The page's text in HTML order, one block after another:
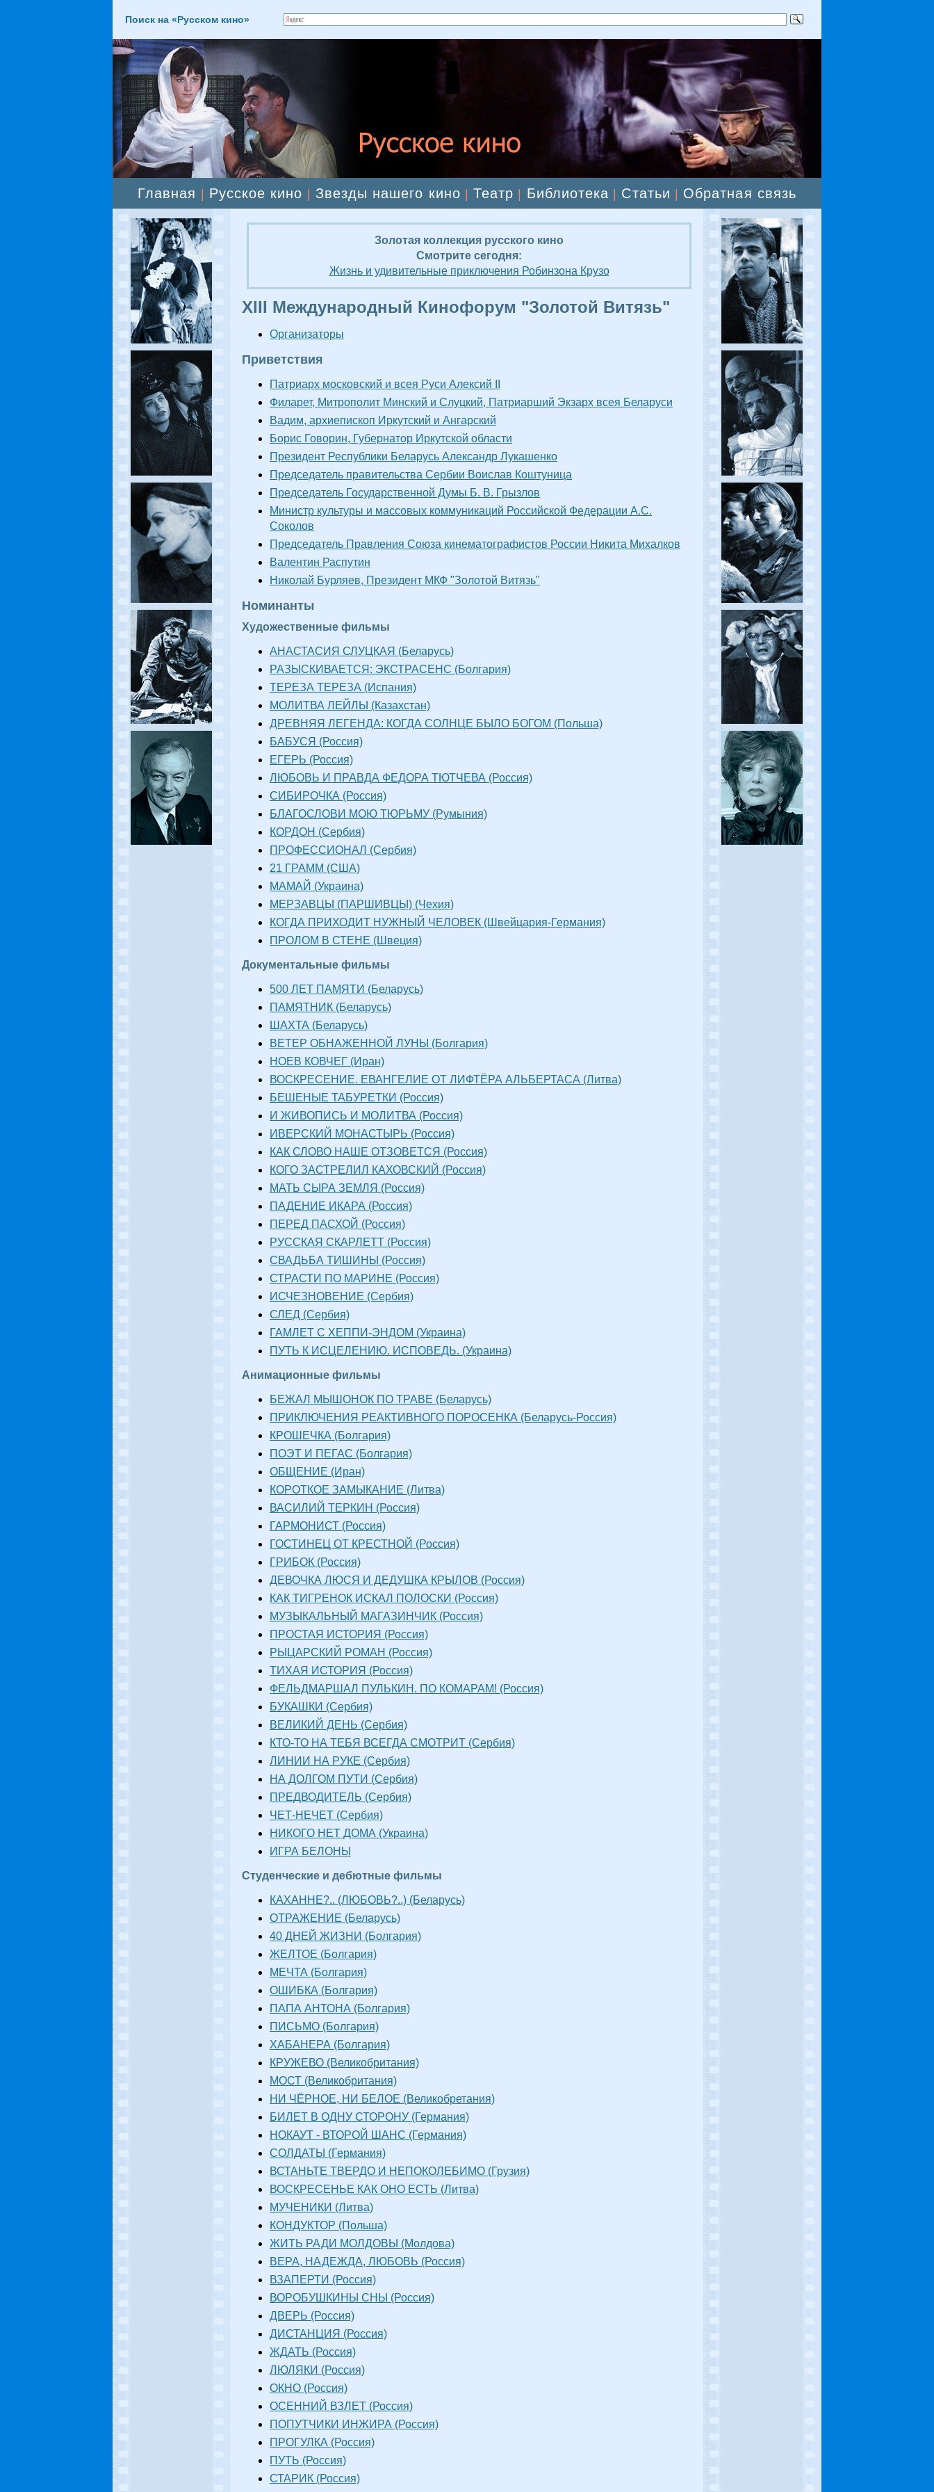
Поиск на «Русском кино»
Главная Русское кино Звезды нашего кино |Театр Библиотека Статьи Обратная связь
Золотая коллекция русского кино
Смотрите сегодня:
Жизнь и удивительные приключения Робинзона Крузо
XIII Международный Кинофорум "Золотой Витязь"
Организаторы
Приветствия
Патриарх московский и всея Руси Алексий II
Филарет, Митрополит Минский и Слуцкий, Патриарший Экзарх всея Беларуси
Вадим, архиепископ Иркутский и Ангарский
Борис Говорин, Губернатор Иркутской области
Президент Республики Беларусь Александр Лукашенко
Председатель правительства Сербии Воислав Коштуница
Председатель Государственной Думы Б. В. Грызлов
Министр культуры и массовых коммуникаций Российской Федерации А.С.
Соколов
Председатель Правления Союза кинематографистов России Никита Михалков
Валентин Распутин
Николай Бурляев, Президент МКФ "Золотой Витязь"
Номинанты
Художественные фильмы
АНАСТАСИЯ СЛУЦКАЯ (Беларусь)
РАЗЫСКИВАЕТСЯ: ЭКСТРАСЕНС (Болгария)
ТЕРЕЗА ТЕРЕЗА (Испания)
МОЛИТВА ЛЕЙЛЫ (Казахстан)
ДРЕВНЯЯ ЛЕГЕНДА: КОГДА СОЛНЦЕ БЫЛО БОГОМ (Польша)
БАБУСЯ (Россия)
ЕГЕРЬ (Россия)
ЛЮБОВЬ И ПРАВДА ФЕДОРА ТЮТЧЕВА (Россия)
СИБИРОЧКА (Россия)
БЛАГОСЛОВИ МОЮ ТЮРЬМУ (Румыния)
КОРДОН (Сербия)
ПРОФЕССИОНАЛ (Сербия)
21 ГРАММ (США)
МАМАЙ (Украина)
МЕРЗАВЦЫ (ПАРШИВЦЫ) (Чехия)
КОГДА ПРИХОДИТ НУЖНЫЙ ЧЕЛОВЕК (Швейцария-Германия)
ПРОЛОМ В СТЕНЕ (Швеция)
Документальные фильмы
500 ЛЕТ ПАМЯТИ (Беларусь)
ПАМЯТНИК (Беларусь)
ШАХТА (Беларусь)
ВЕТЕР ОБНАЖЕННОЙ ЛУНЫ (Болгария)
НОЕВ КОВЧЕГ (Иран)
ВОСКРЕСЕНИЕ. ЕВАНГЕЛИЕ ОТ ЛИФТЁРА АЛЬБЕРТАСА (Литва)
БЕШЕНЫЕ ТАБУРЕТКИ (Россия)
И ЖИВОПИСЬ И МОЛИТВА (Россия)
ИВЕРСКИЙ МОНАСТЫРЬ (Россия)
КАК СЛОВО НАШЕ ОТЗОВЕТСЯ (Россия)
КОГО ЗАСТРЕЛИЛ КАХОВСКИЙ (Россия)
МАТЬ СЫРА ЗЕМЛЯ (Россия)
ПАДЕНИЕ ИКАРА (Россия)
ПЕРЕД ПАСХОЙ (Россия)
РУССКАЯ СКАРЛЕТТ (Россия)
СВАДЬБА ТИШИНЫ (Россия)
СТРАСТИ ПО МАРИНЕ (Россия)
ИСЧЕЗНОВЕНИЕ (Сербия)
СЛЕД (Сербия)
ГАМЛЕТ С ХЕППИ-ЭНДОМ (Украина)
ПУТЬ К ИСЦЕЛЕНИЮ. ИСПОВЕДЬ. (Украина)
Анимационные фильмы
БЕЖАЛ МЫШОНОК ПО ТРАВЕ (Беларусь)
ПРИКЛЮЧЕНИЯ РЕАКТИВНОГО ПОРОСЕНКА (Беларусь-Россия)
КРОШЕЧКА (Болгария)
ПОЭТ И ПЕГАС (Болгария)
ОБЩЕНИЕ (Иран)
КОРОТКОЕ ЗАМЫКАНИЕ (Литва)
ВАСИЛИЙ ТЕРКИН (Россия)
ГАРМОНИСТ (Россия)
ГОСТИНЕЦ ОТ КРЕСТНОЙ (Россия)
ГРИБОК (Россия)
ДЕВОЧКА ЛЮСЯ И ДЕДУШКА КРЫЛОВ (Россия)
КАК ТИГРЕНОК ИСКАЛ ПОЛОСКИ (Россия)
МУЗЫКАЛЬНЫЙ МАГАЗИНЧИК (Россия)
ПРОСТАЯ ИСТОРИЯ (Россия)
РЫЦАРСКИЙ РОМАН (Россия)
ТИХАЯ ИСТОРИЯ (Россия)
ФЕЛЬДМАРШАЛ ПУЛЬКИН. ПО КОМАРАМ! (Россия)
БУКАШКИ (Сербия)
ВЕЛИКИЙ ДЕНЬ (Сербия)
КТО-ТО НА ТЕБЯ ВСЕГДА СМОТРИТ (Сербия)
ЛИНИИ НА РУКЕ (Сербия)
НА ДОЛГОМ ПУТИ (Сербия)
ПРЕДВОДИТЕЛЬ (Сербия)
ЧЕТ-НЕЧЕТ (Сербия)
НИКОГО НЕТ ДОМА (Украина)
ИГРА БЕЛОНЫ
Студенческие и дебютные фильмы
КАХАННЕ?.. (ЛЮБОВЬ?..) (Беларусь)
ОТРАЖЕНИЕ (Беларусь)
40 ДНЕЙ ЖИЗНИ (Болгария)
ЖЕЛТОЕ (Болгария)
МЕЧТА (Болгария)
ОШИБКА (Болгария)
ПАПА АНТОНА (Болгария)
ПИСЬМО (Болгария)
ХАБАНЕРА (Болгария)
КРУЖЕВО (Великобритания)
МОСТ (Великобритания)
НИ ЧЁРНОЕ, НИ БЕЛОЕ (Великобретания)
БИЛЕТ В ОДНУ СТОРОНУ (Германия)
НОКАУТ - ВТОРОЙ ШАНС (Германия)
СОЛДАТЫ (Германия)
ВСТАНЬТЕ ТВЕРДО И НЕПОКОЛЕБИМО (Грузия)
ВОСКРЕСЕНЬЕ КАК ОНО ЕСТЬ (Литва)
МУЧЕНИКИ (Литва)
КОНДУКТОР (Польша)
ЖИТЬ РАДИ МОЛДОВЫ (Молдова)
ВЕРА, НАДЕЖДА, ЛЮБОВЬ (Россия)
ВЗАПЕРТИ (Россия)
ВОРОБУШКИНЫ СНЫ (Россия)
ДВЕРЬ (Россия)
ДИСТАНЦИЯ (Россия)
ЖДАТЬ (Россия)
ЛЮЛЯКИ (Россия)
ОКНО (Россия)
ОСЕННИЙ ВЗЛЕТ (Россия)
ПОПУТЧИКИ ИНЖИРА (Россия)
ПРОГУЛКА (Россия)
ПУТЬ (Россия)
СТАРИК (Россия)